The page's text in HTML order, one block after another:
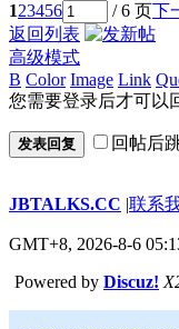
123456 / 6 页下
返回列表
高级模式
B Color Image Link
您需要登录后才可以
发表回复 回帖后
JBTALKS.CC |联系
GMT+8, 2026-8-6
Powered by Discuz!